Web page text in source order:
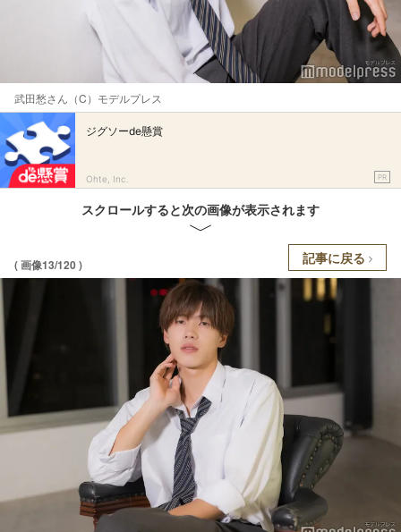
武田愁さん（C）モデルプレス
ジグソーde懸賞
Ohte, Inc. PR
スクロールすると次の画像が表示されます
( 画像13/120 ) 記事に戻る